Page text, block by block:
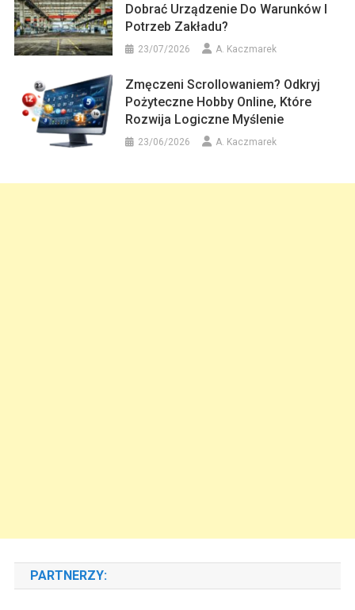
Dobrać Urządzenie Do Warunków I
Potrzeb Zakładu?
23/07/2026 A. Kaczmarek
Zmęczeni Scrollowaniem? Odkryj
Pożyteczne Hobby Online, Które
Rozwija Logiczne Myślenie
23/06/2026 A. Kaczmarek
PARTNERZY: